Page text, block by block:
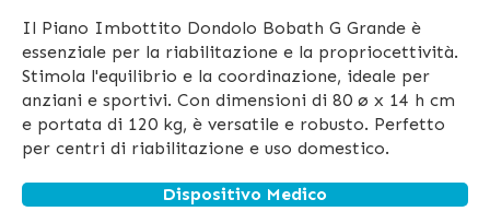
Il Piano Imbottito Dondolo Bobath G Grande è
essenziale per la riabilitazione e la propriocettività.
Stimola l'equilibrio e la coordinazione, ideale per
anziani e sportivi. Con dimensioni di 80 ø x 14 h cm
e portata di 120 kg, è versatile e robusto. Perfetto
per centri di riabilitazione e uso domestico.
Dispositivo Medico